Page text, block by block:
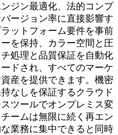
ジン最適化、法的コンプ
ージョン率に直接影響す
ットフォーム要件を事前
を保持、カラー空間と圧
処理と品質保証を自動化
ドされ、すべてのマーケ
産を提供できます。機密
なしを保証するクラウド
ツールでオンプレミス変
ームは無限に続く再エン
業務に集中できると同時